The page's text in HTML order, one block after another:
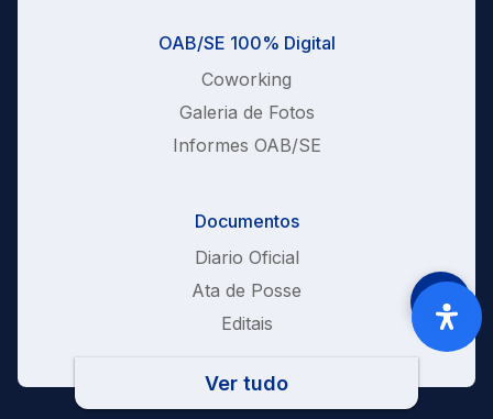
OAB/SE 100% Digital
Coworking
Galeria de Fotos
Informes OAB/SE
Documentos
Diario Oficial
Ata de Posse
Editais
Ver tudo